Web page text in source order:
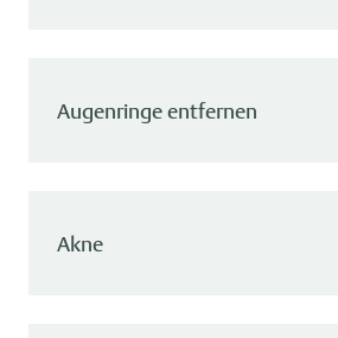
Augenringe entfernen
Akne